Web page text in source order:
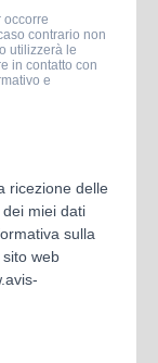
occorre
contrario non
utilizzerà le
in contatto con
e
ricezione delle
miei dati
sulla
web